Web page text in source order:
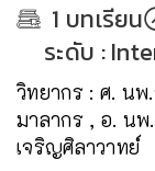
1 บทเรียน
ระดับ :
วิทยากร : ศ. นพ
มาลากร , อ. น
เจริญศิลาวาทย์